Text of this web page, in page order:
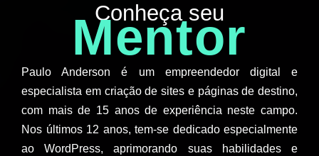
Conheça seu
Mentor
Paulo Anderson é um empreendedor digital e
especialista em criação de sites e páginas de destino,
com mais de 15 anos de experiência neste campo.
Nos últimos 12 anos, tem-se dedicado especialmente
ao WordPress, aprimorando suas habilidades e